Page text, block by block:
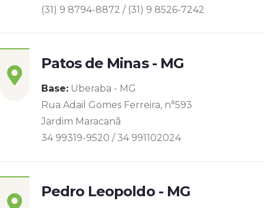
(31) 9 8794-8872 / (31) 9 8526-7242
Patos de Minas - MG
Base: Uberaba - MG
Rua Adail Gomes Ferreira, n°593
Jardim Maracanã
34 99319-9520 / 34 991102024
Pedro Leopoldo - MG